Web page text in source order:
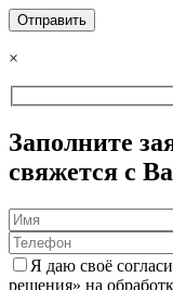
×
Заполните
свяжется с
Я даю своё
решения» на